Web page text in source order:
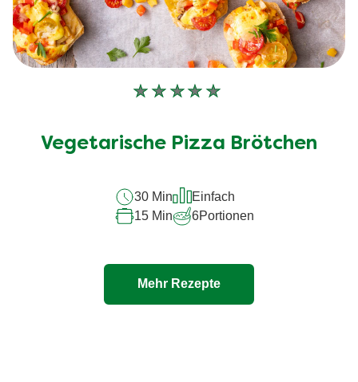
Keine
für
abgegeben
Vegetarische Pizza Brötchen
30 Min
Einfach
15 Min
6Portionen
Mehr Rezepte